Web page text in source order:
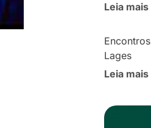
Leia mais
Lages
Leia mais